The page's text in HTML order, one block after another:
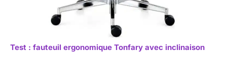
Test : fauteuil ergonomique Tonfary avec inclinaison